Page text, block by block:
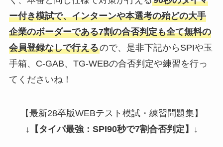
ー付き模試で、インターンや本選考の殆どの大手
企業のボーダーである7割の合否判定も全て無料の
会員登録なしで行えるので、是非下記からSPIや玉
手箱、C-GAB、TG-WEBの合否判定や練習を行っ
てくださいね！
【最新28卒版WEBテスト模試・練習問題集】
↓ 【タイパ最強：SPI90秒で7割合否判定】 ↓